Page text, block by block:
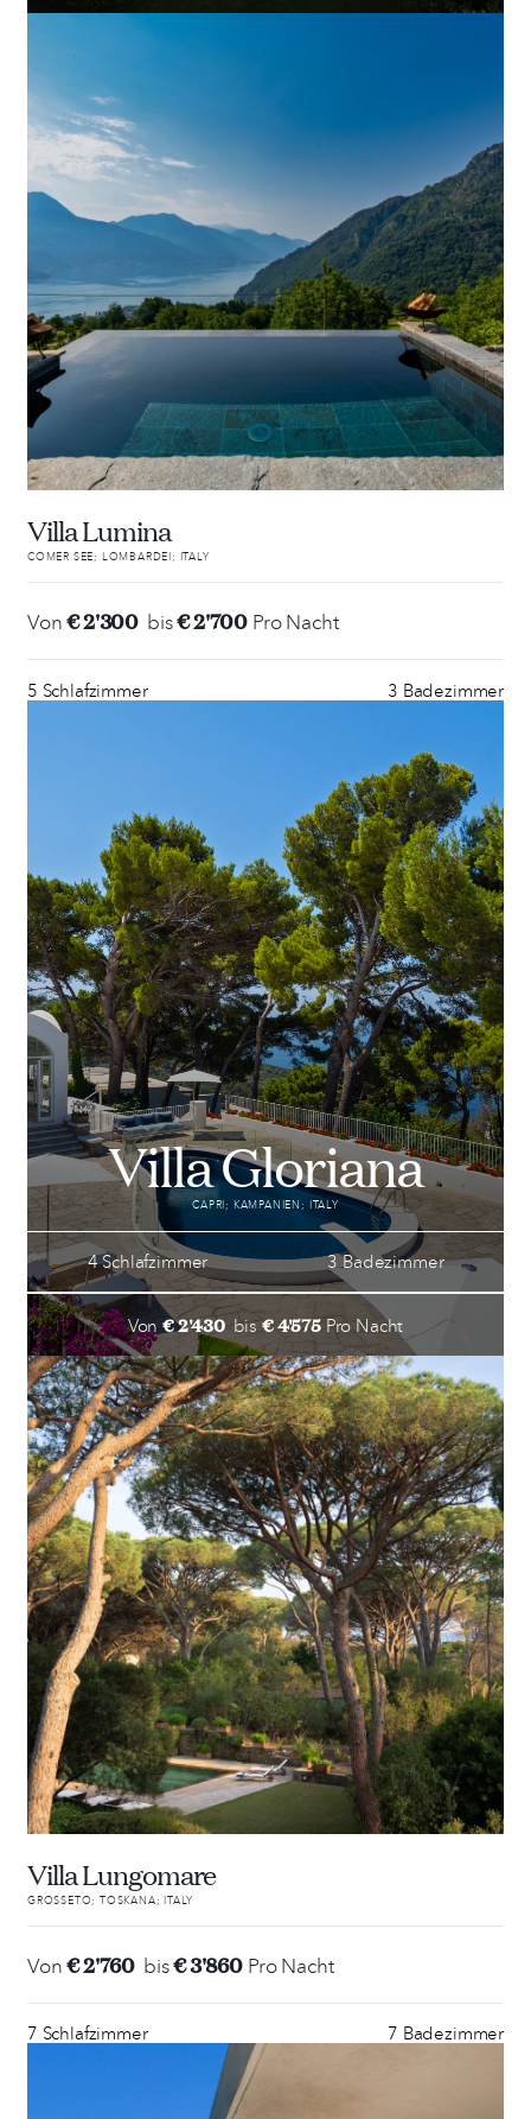
Villa Lumina
COMER SEE; LOMBARDEI; ITALY
Von€ 2'300 bis€ 2'700 Pro Nacht
5 Schlafzimmer 3 Badezimmer
Villa Gloriana
CAPRI; KAMPANIEN; ITALY
4 Schlafzimmer 3 Badezimmer
Von€ 2'430 bis€ 4'575Pro Nacht
Villa Lungomare
GROSSETO; TOSKANA; ITALY
Von€ 2'760 bis€ 3'860 Pro Nacht
7 Schlafzimmer 7 Badezimmer